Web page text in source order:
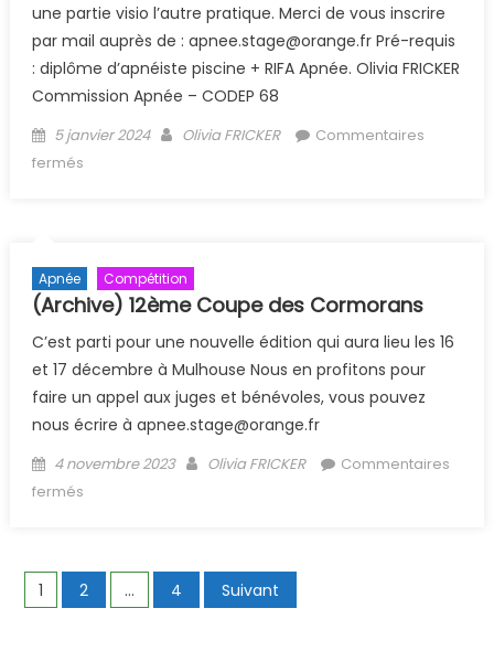
une partie visio l’autre pratique. Merci de vous inscrire
par mail auprès de : apnee.stage@orange.fr Pré-requis
: diplôme d’apnéiste piscine + RIFA Apnée. Olivia FRICKER
Commission Apnée – CODEP 68
Posted on
5 janvier 2024 Author
Olivia FRICKER
Commentaires
fermés
Apnée Compétition
(Archive) 12ème Coupe des Cormorans
C’est parti pour une nouvelle édition qui aura lieu les 16
et 17 décembre à Mulhouse Nous en profitons pour
faire un appel aux juges et bénévoles, vous pouvez
nous écrire à apnee.stage@orange.fr
Posted on
4 novembre 2023 Author
Olivia FRICKER
Commentaires
fermés
Navigation des articles
1 2 … 4 Suivant